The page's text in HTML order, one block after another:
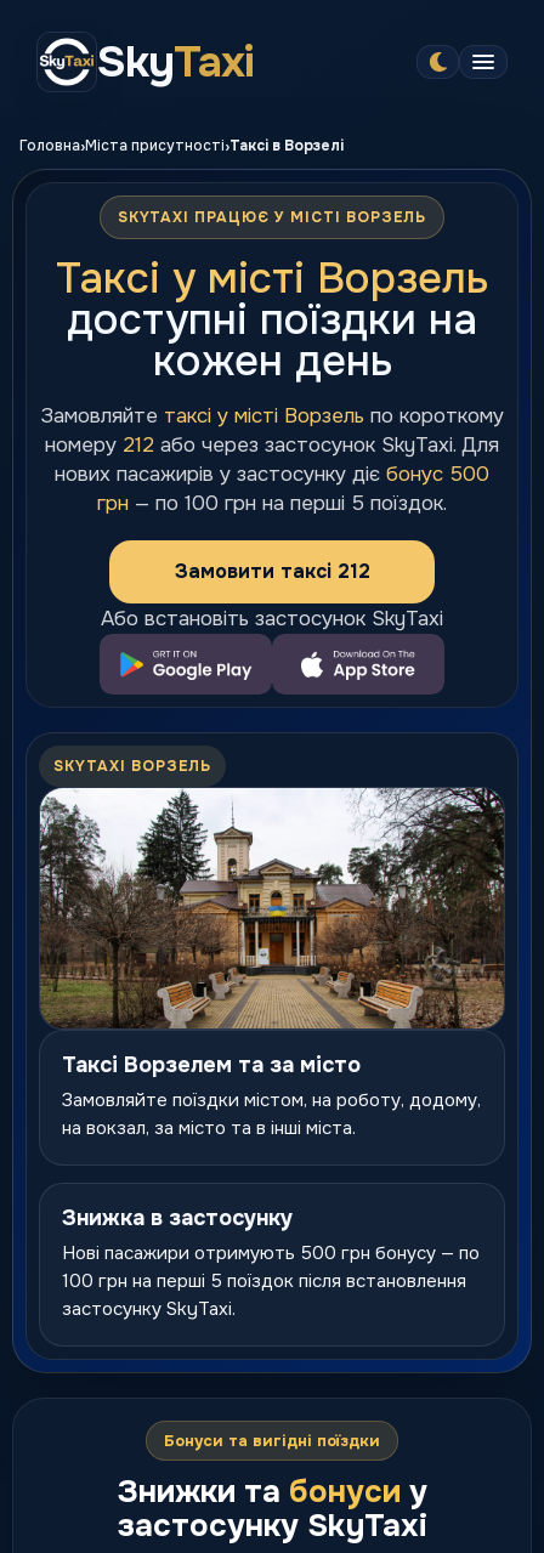
SkyTaxi
Головна›Міста присутності›Таксі в Ворзелі
SKYTAXI ПРАЦЮЄ У МІСТІ ВОРЗЕЛЬ
Таксі у місті Ворзель
доступні поїздки на
кожен день
Замовляйте таксі у місті Ворзель по короткому
номеру 212 або через застосунок SkyTaxi. Для
нових пасажирів у застосунку діє бонус 500
грн — по 100 грн на перші 5 поїздок.
Замовити таксі 212
Або встановіть застосунок SkyTaxi
SKYTAXI ВОРЗЕЛЬ
Таксі Ворзелем та за місто
Замовляйте поїздки містом, на роботу, додому,
на вокзал, за місто та в інші міста.
Знижка в застосунку
Нові пасажири отримують 500 грн бонусу — по
100 грн на перші 5 поїздок після встановлення
застосунку SkyTaxi.
Бонуси та вигідні поїздки
Знижки та бонуси у
застосунку SkyTaxi